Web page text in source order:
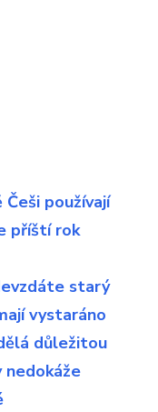
používají
příští rok
starý
vystaráno
důležitou
nedokáže